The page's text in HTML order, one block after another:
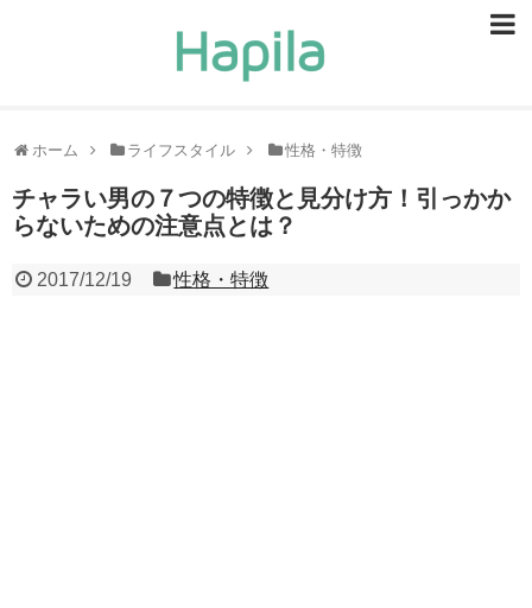
ホーム ライフスタイル 性格・特徴
チャラい男の７つの特徴と見分け方！引っかか
らないための注意点とは？
2017/12/19 性格・特徴
ヘルスケア
食事・食べ物